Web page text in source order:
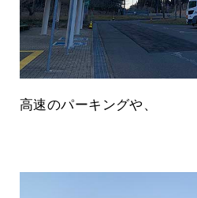
高速のパーキングや、